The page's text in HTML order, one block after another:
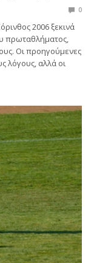
0
2006 ξεκινά
πρωταθλήματος,
Οι προηγούμενες
λόγους, αλλά οι